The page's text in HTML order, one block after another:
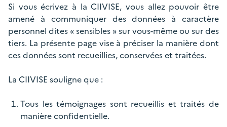
Si vous écrivez à la CIIVISE, vous allez pouvoir être
amené à communiquer des données à caractère
personnel dites « sensibles » sur vous-même ou sur des
tiers. La présente page vise à préciser la manière dont
ces données sont recueillies, conservées et traitées.
La CIIVISE souligne que :
Tous les témoignages sont recueillis et traités de
manière confidentielle.